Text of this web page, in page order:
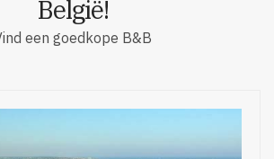
België!
een goedkope B&B